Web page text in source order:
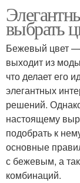
выбрать
Бежевый цвет —
выходит из
что делает его
элегантных
решений.
настоящему
подобрать к
основные
с бежевым, а
комбинаций.